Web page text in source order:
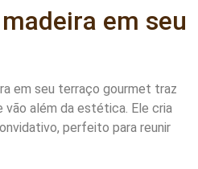
em seu
em seu terraço gourmet traz
vão além da estética. Ele cria
perfeito para reunir